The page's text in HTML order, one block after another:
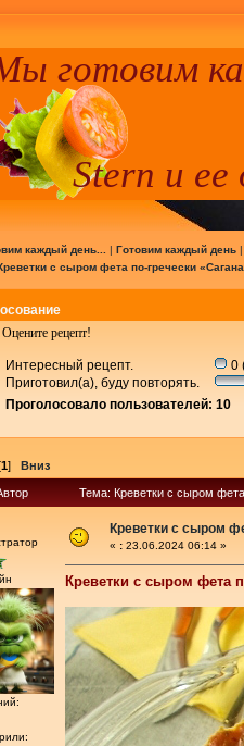
готовим
Stern и ее
каждый день... | Готовим каждый день
с сыром фета по-гречески
Оцените рецепт!
Интересный рецепт.
0
Приготовил(а), буду повторять.
Проголосовало пользователей: 10
1] Вниз
Тема: Креветки с сыром
Креветки с сыром
« : 23.06.2024 06:14 »
Креветки с сыром фета